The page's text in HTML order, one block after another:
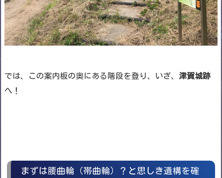
では、この案内板の奥にある階段を登り、いざ、 津賀城跡
へ！
まずは腰曲輪（帯曲輪）？と思しき遺構を確